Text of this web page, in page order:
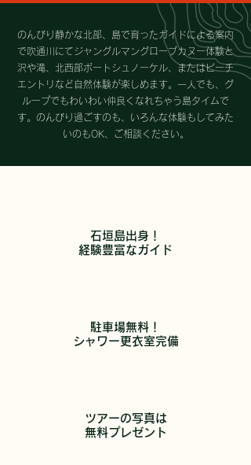
のんびり静かな北部、島で育ったガイドによる案内
で吹通川にてジャングルマングローブカヌー体験と
沢や滝、北西部ボートシュノーケル、またはビーチ
エントリなど自然体験が楽しめます。一人でも、グ
ループでもわいわい仲良くなれちゃう島タイムで
す。のんびり過ごすのも、いろんな体験もしてみた
いのもOK、ご相談ください。
石垣島出身！
経験豊富なガイド
​駐車場無料！
シャワー更衣室完備
​ツアーの写真は
無料プレゼント